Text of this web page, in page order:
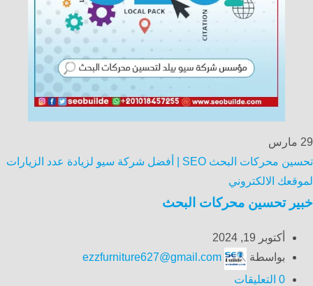
29 مارس
تحسين محركات البحث SEO | أفضل شركة سيو لزيادة عدد الزيارات
لموقعك الالكتروني
خبير تحسين محركات البحث
أكتوبر 19, 2024
بواسطة
ezzfurniture627@gmail.com
0 التعليقات